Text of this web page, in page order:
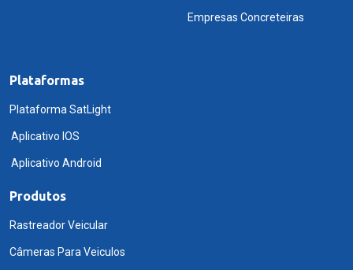
Empresas Concreteiras
Plataformas
Plataforma SatLight
Aplicativo IOS
Aplicativo Android
Produtos
Rastreador Veicular
Câmeras Para Veiculos